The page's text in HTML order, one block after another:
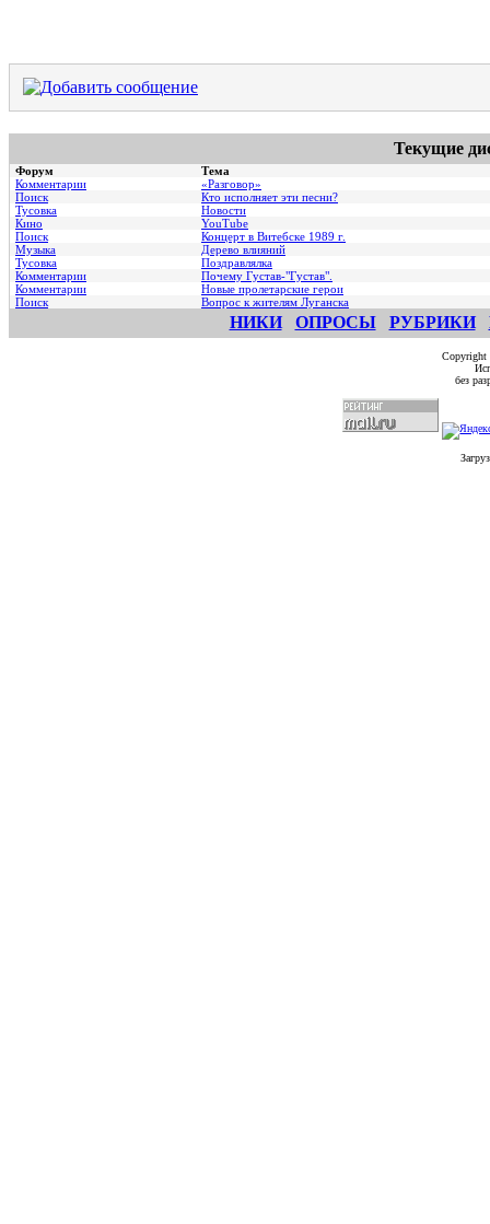
Текущие
Форум
Тема
Комментарии
«Разговор»
Поиск
Кто исполняет эти песни?
Тусовка
Новости
Кино
YouTube
Поиск
Концерт в Витебске 1989 г.
Музыка
Дерево влияний
Тусовка
Поздравлялка
Комментарии
Почему Густав-"Густав".
Комментарии
Hовые пролетарские герои
Поиск
Вопрос к жителям Луганска
НИКИ ОПРОСЫ РУБРИКИ
без